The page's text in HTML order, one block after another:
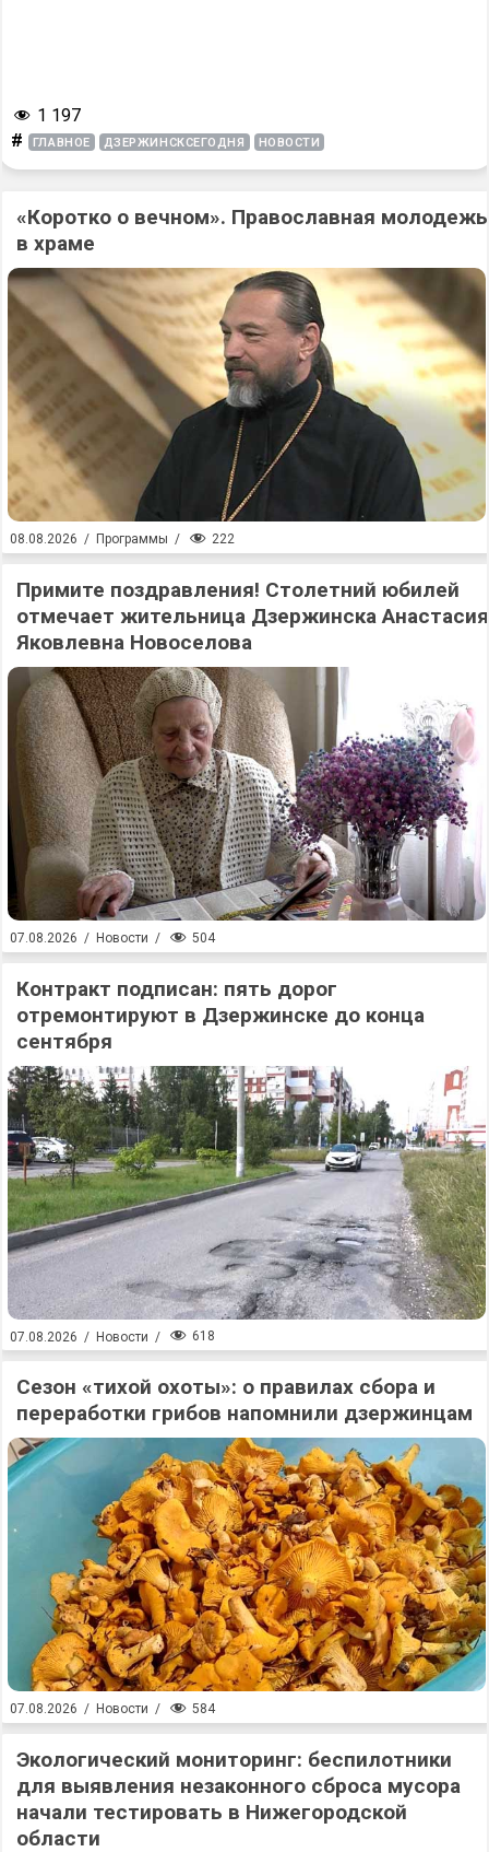
1 197
# ГЛАВНОЕ ДЗЕРЖИНСКСЕГОДНЯ НОВОСТИ
«Коротко о вечном». Православная молодежь
в храме
08.08.2026 / Программы / 222
Примите поздравления! Столетний юбилей
отмечает жительница Дзержинска Анастасия
Яковлевна Новоселова
07.08.2026 / Новости / 504
Контракт подписан: пять дорог
отремонтируют в Дзержинске до конца
сентября
07.08.2026 / Новости / 618
Сезон «тихой охоты»: о правилах сбора и
переработки грибов напомнили дзержинцам
07.08.2026 / Новости / 584
Экологический мониторинг: беспилотники
для выявления незаконного сброса мусора
начали тестировать в Нижегородской
области